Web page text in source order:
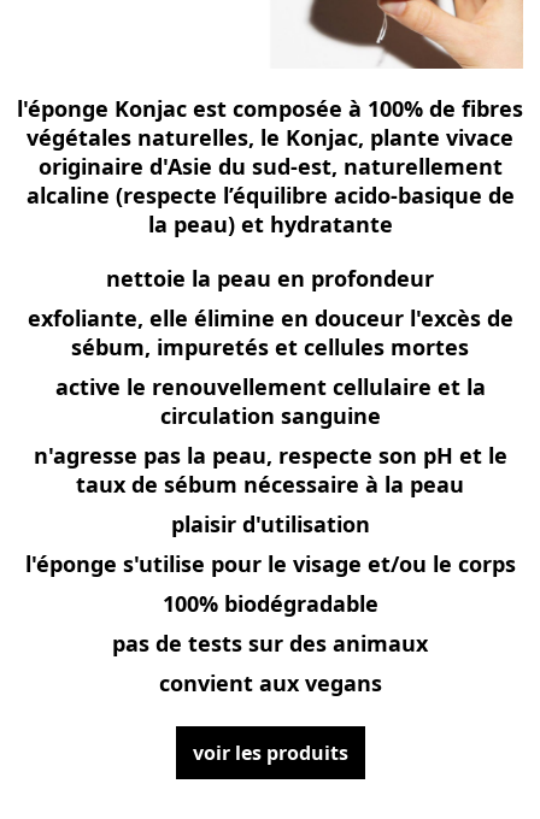
l'éponge Konjac est composée à 100% de fibres
végétales naturelles, le Konjac, plante vivace
originaire d'Asie du sud-est, naturellement
alcaline (respecte l’équilibre acido-basique de
la peau) et hydratante
nettoie la peau en profondeur
exfoliante, elle élimine en douceur l'excès de
sébum, impuretés et cellules mortes
active le renouvellement cellulaire et la
circulation sanguine
n'agresse pas la peau, respecte son pH et le
taux de sébum nécessaire à la peau
plaisir d'utilisation
l'éponge s'utilise pour le visage et/ou le corps
100% biodégradable
pas de tests sur des animaux
convient aux vegans
voir les produits